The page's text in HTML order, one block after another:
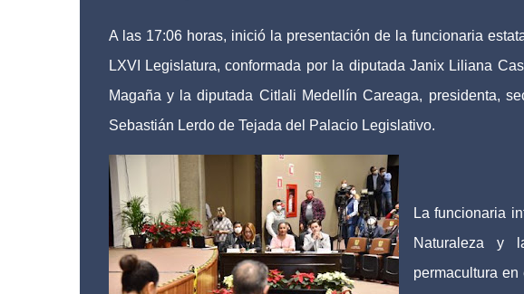
A las 17:06 horas, inició la presentación de la funcionaria
LXVI Legislatura, conformada por la diputada Janix Liliana
Magaña y la diputada Citlali Medellín Careaga, presidenta,
Sebastián Lerdo de Tejada del Palacio Legislativo.
La funcionaria
Naturaleza y
permacultura